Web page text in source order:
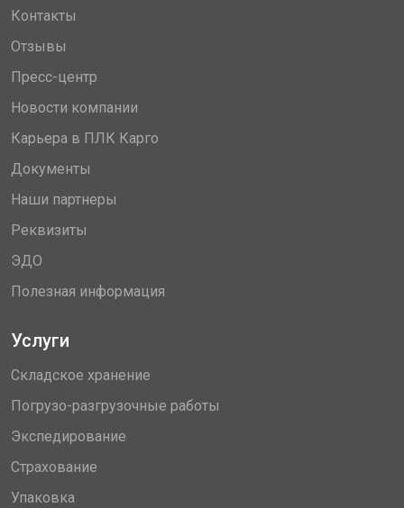
Контакты
Отзывы
Пресс-центр
Новости компании
Карьера в ПЛК Карго
Документы
Наши партнеры
Реквизиты
ЭДО
Полезная информация
Услуги
Складское хранение
Погрузо-разгрузочные работы
Экспедирование
Страхование
Упаковка